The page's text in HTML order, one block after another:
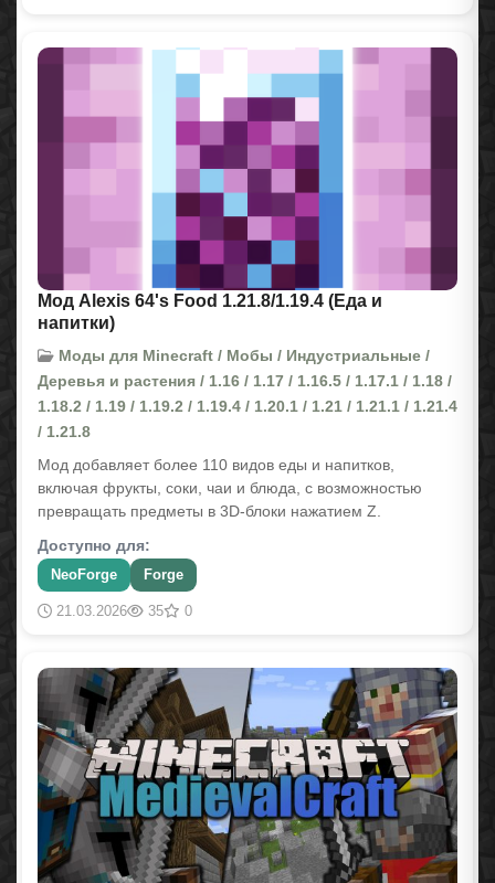
Мод Alexis 64's Food 1.21.8/1.19.4 (Еда и
напитки)
Моды для Minecraft / Мобы / Индустриальные /
Деревья и растения / 1.16 / 1.17 / 1.16.5 / 1.17.1 / 1.18 /
1.18.2 / 1.19 / 1.19.2 / 1.19.4 / 1.20.1 / 1.21 / 1.21.1 / 1.21.4
/ 1.21.8
Мод добавляет более 110 видов еды и напитков,
включая фрукты, соки, чаи и блюда, с возможностью
превращать предметы в 3D-блоки нажатием Z.
Доступно для:
NeoForge Forge
21.03.2026 35 0